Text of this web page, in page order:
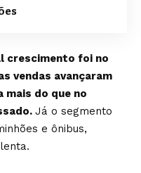
crescimento foi no
vendas avançaram
mais do que no
Já o segmento
e ônibus,